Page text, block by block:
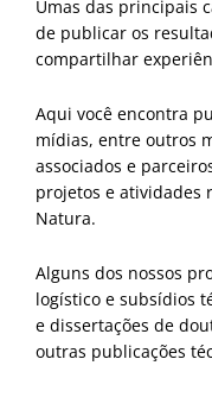
Umas das principais
de publicar os
compartilhar
Aqui você encontra
mídias, entre outros
associados e
projetos e atividades
Natura.
Alguns dos nossos
logístico e subsídios
e dissertações de
outras publicações